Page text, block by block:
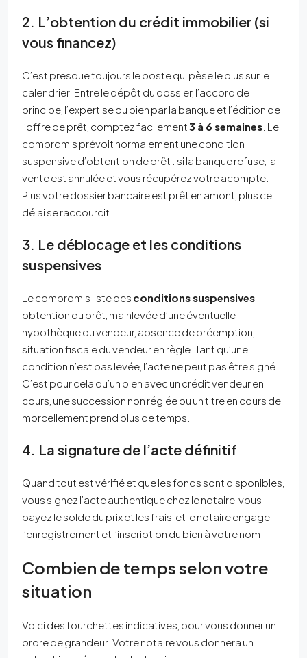
2. L’obtention du crédit immobilier (si
vous financez)
C’est presque toujours le poste qui pèse le plus sur le
calendrier. Entre le dépôt du dossier, l’accord de
principe, l’expertise du bien par la banque et l’édition de
l’offre de prêt, comptez facilement3 à 6 semaines . Le
compromis prévoit normalement une condition
suspensive d’obtention de prêt : si la banque refuse, la
vente est annulée et vous récupérez votre acompte.
Plus votre dossier bancaire est prêt en amont, plus ce
délai se raccourcit.
3. Le déblocage et les conditions
suspensives
Le compromis liste des conditions suspensives :
obtention du prêt, mainlevée d’une éventuelle
hypothèque du vendeur, absence de préemption,
situation fiscale du vendeur en règle. Tant qu’une
condition n’est pas levée, l’acte ne peut pas être signé.
C’est pour cela qu’un bien avec un crédit vendeur en
cours, une succession non réglée ou un titre en cours de
morcellement prend plus de temps.
4. La signature de l’acte définitif
Quand tout est vérifié et que les fonds sont disponibles,
vous signez l’acte authentique chez le notaire, vous
payez le solde du prix et les frais, et le notaire engage
l’enregistrement et l’inscription du bien à votre nom.
Combien de temps selon votre
situation
Voici des fourchettes indicatives, pour vous donner un
ordre de grandeur. Votre notaire vous donnera un